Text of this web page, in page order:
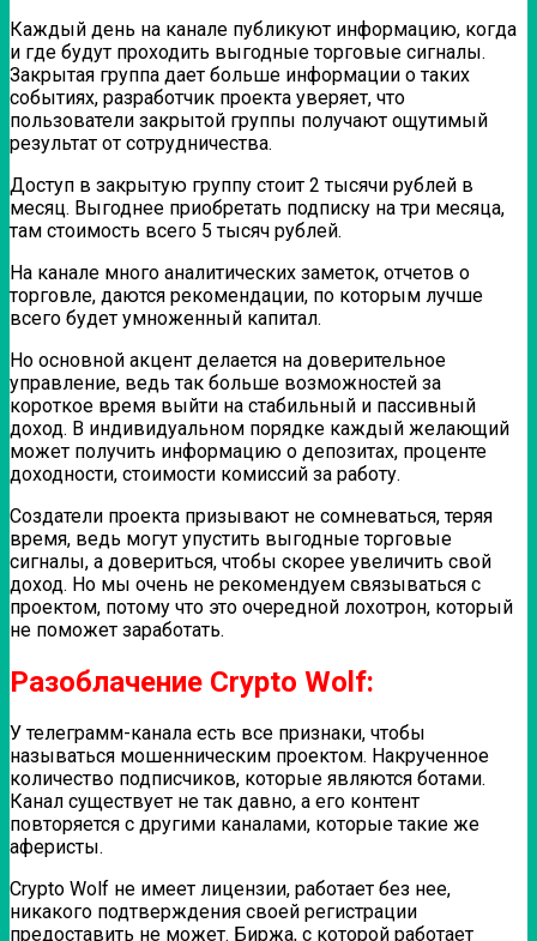
Каждый день на канале публикуют информацию, когда
и где будут проходить выгодные торговые сигналы.
Закрытая группа дает больше информации о таких
событиях, разработчик проекта уверяет, что
пользователи закрытой группы получают ощутимый
результат от сотрудничества.
Доступ в закрытую группу стоит 2 тысячи рублей в
месяц. Выгоднее приобретать подписку на три месяца,
там стоимость всего 5 тысяч рублей.
На канале много аналитических заметок, отчетов о
торговле, даются рекомендации, по которым лучше
всего будет умноженный капитал.
Но основной акцент делается на доверительное
управление, ведь так больше возможностей за
короткое время выйти на стабильный и пассивный
доход. В индивидуальном порядке каждый желающий
может получить информацию о депозитах, проценте
доходности, стоимости комиссий за работу.
Создатели проекта призывают не сомневаться, теряя
время, ведь могут упустить выгодные торговые
сигналы, а довериться, чтобы скорее увеличить свой
доход. Но мы очень не рекомендуем связываться с
проектом, потому что это очередной лохотрон, который
не поможет заработать.
Разоблачение Crypto Wolf:
У телеграмм-канала есть все признаки, чтобы
называться мошенническим проектом. Накрученное
количество подписчиков, которые являются ботами.
Канал существует не так давно, а его контент
повторяется с другими каналами, которые такие же
аферисты.
Crypto Wolf не имеет лицензии, работает без нее,
никакого подтверждения своей регистрации
предоставить не может. Биржа, с которой работает